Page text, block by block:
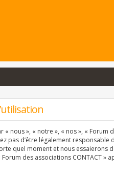
nous », « notre », « nos », «
pas d’être légalement
quel moment et nous
des associations CONTACT